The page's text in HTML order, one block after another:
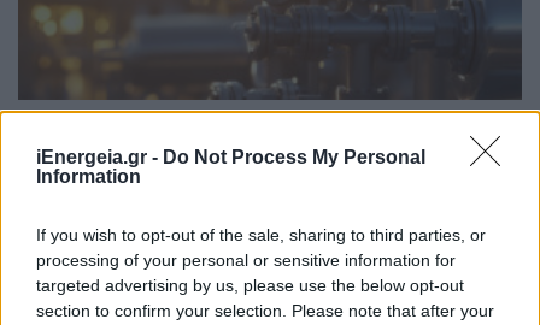
iEnergeia.gr - Do Not Process My Personal
Information
If you wish to opt-out of the sale, sharing to third parties, or
processing of your personal or sensitive information for
targeted advertising by us, please use the below opt-out
section to confirm your selection. Please note that after your
ΣΥΜΒΑΤΙΚΕΣ ΠΗΓΕΣ
Δημόσια διαβούλευση για τις Παραμέτρους
του Ετήσιου Προγραμματισμού ΥΦΑ των
04/08/2026 - 12:44